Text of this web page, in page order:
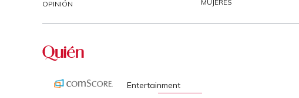
OPINIÓN
MUJERES
Entertainment